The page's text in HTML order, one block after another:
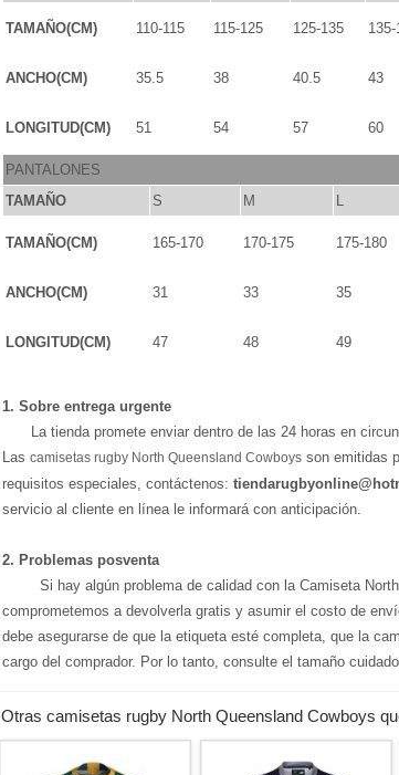
TAMAÑO(CM) 110-115 115-125 125-135
ANCHO(CM) 35.5 38 40.5 43
LONGITUD(CM) 51 54 57 60
PANTALONES
TAMAÑO
S M L
TAMAÑO(CM) 165-170 170-175 175-180
ANCHO(CM) 31 33 35
LONGITUD(CM) 47 48 49
1. Sobre entrega urgente
La tienda promete enviar dentro de las 24 horas en
Las camisetas rugby North Queensland Cowboys son emitidas
requisitos especiales, contáctenos:
servicio al cliente en línea le informará con anticipación.
2. Problemas posventa
Si hay algún problema de calidad con la Camiseta
comprometemos a devolverla gratis y asumir el costo de
debe asegurarse de que la etiqueta esté completa, que la
cargo del comprador. Por lo tanto, consulte el tamaño
Otras camisetas rugby North Queensland Cowboys